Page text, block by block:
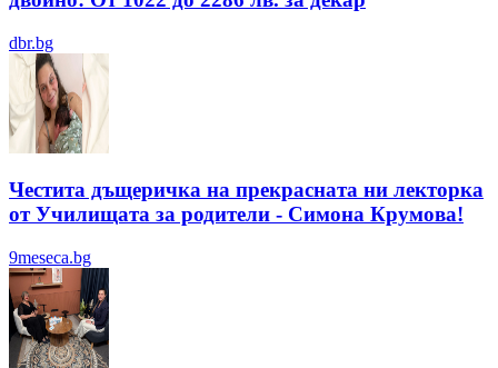
dbr.bg
Честита дъщеричка на прекрасната ни лекторка
от Училищата за родители - Симона Крумова!
9meseca.bg